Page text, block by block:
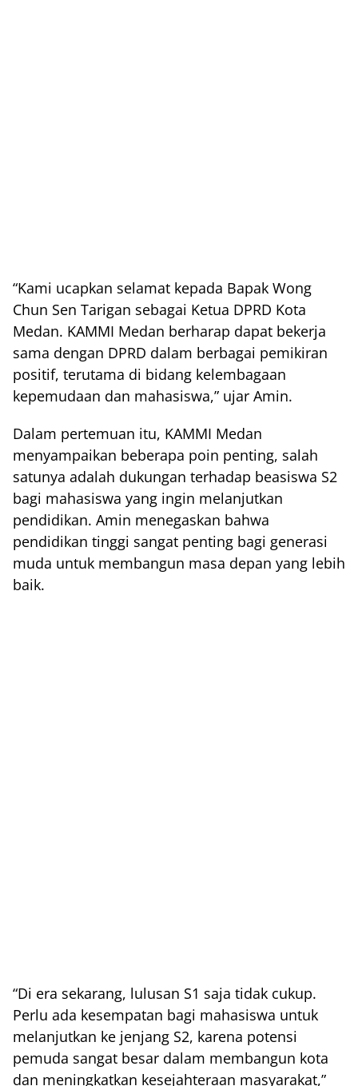
“Kami ucapkan selamat kepada Bapak Wong
Chun Sen Tarigan sebagai Ketua DPRD Kota
Medan. KAMMI Medan berharap dapat bekerja
sama dengan DPRD dalam berbagai pemikiran
positif, terutama di bidang kelembagaan
kepemudaan dan mahasiswa,” ujar Amin.
Dalam pertemuan itu, KAMMI Medan
menyampaikan beberapa poin penting, salah
satunya adalah dukungan terhadap beasiswa S2
bagi mahasiswa yang ingin melanjutkan
pendidikan. Amin menegaskan bahwa
pendidikan tinggi sangat penting bagi generasi
muda untuk membangun masa depan yang lebih
baik.
“Di era sekarang, lulusan S1 saja tidak cukup.
Perlu ada kesempatan bagi mahasiswa untuk
melanjutkan ke jenjang S2, karena potensi
pemuda sangat besar dalam membangun kota
dan meningkatkan kesejahteraan masyarakat,”